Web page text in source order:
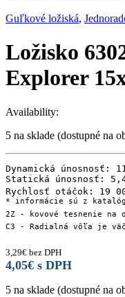
Guľkové ložiská,
Ložisko
Explorer
Availability:
5 na sklade (dostupné na
Dynamická únosnosť:
Statická únosnosť:
Rychlosť otáčok: 19
* informácie sú z
2Z - kovové tesnenie na
C3 - Radialná vôľa je
3,29€ bez DPH
4,05€ s DPH
5 na sklade (dostupné na